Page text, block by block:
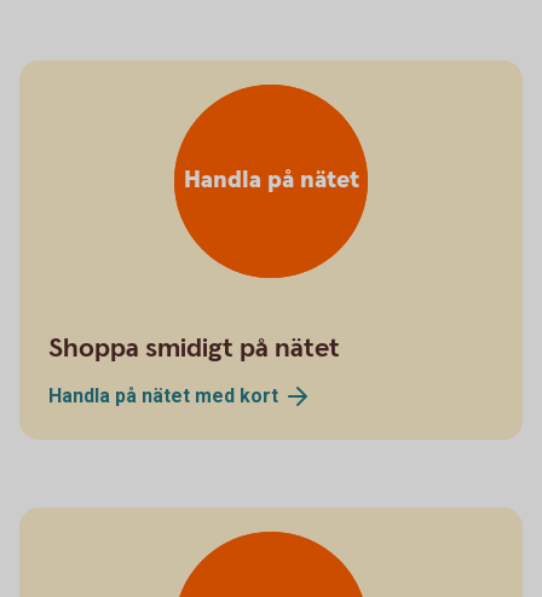
Handla på nätet
Shoppa smidigt på nätet
Handla på nätet med kort